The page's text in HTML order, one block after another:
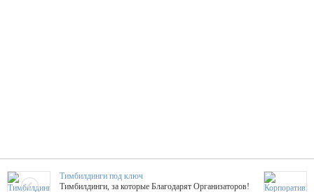
Тимбилдинги под ключ
Тимбилдинги, за которые Благодарят Организаторов!